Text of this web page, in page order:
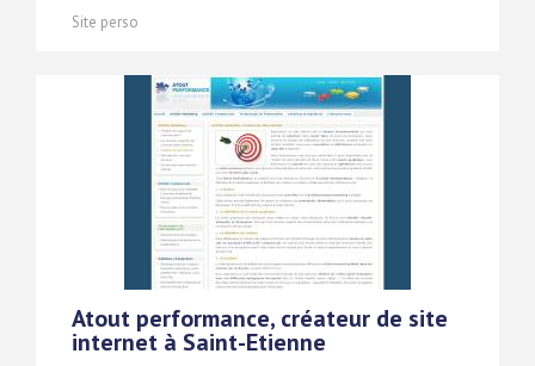
Site perso
Atout performance, créateur de site
internet à Saint-Etienne